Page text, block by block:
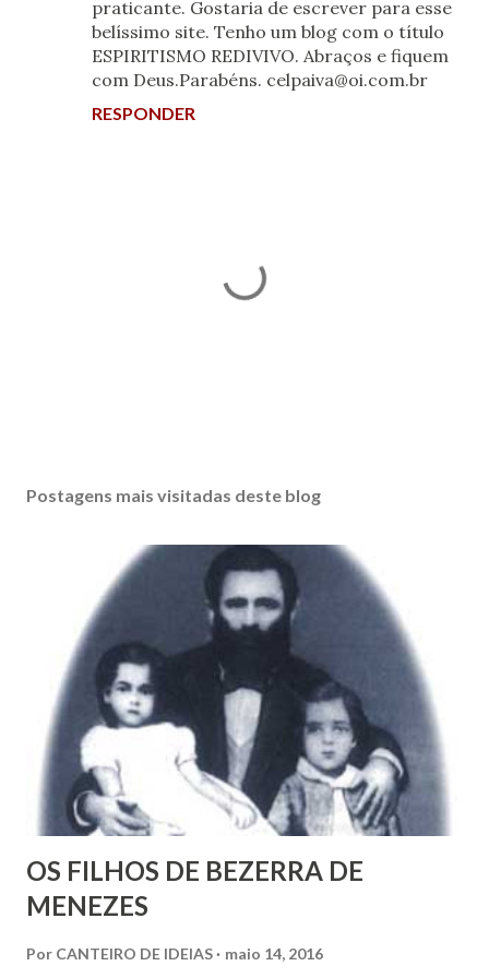
praticante. Gostaria de escrever para esse
belíssimo site. Tenho um blog com o título
ESPIRITISMO REDIVIVO. Abraços e fiquem
com Deus.Parabéns. celpaiva@oi.com.br
RESPONDER
s
Postagens mais visitadas deste blog
OS FILHOS DE BEZERRA DE
MENEZES
Por CANTEIRO DE IDEIAS maio 14, 2016